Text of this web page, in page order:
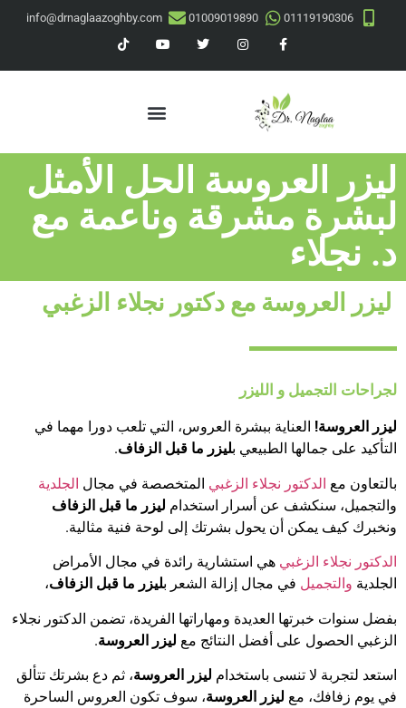
01119190306
01009019890
info@drnaglaazoghby.com
ليزر العروسة الحل الأمثل
لبشرة مشرقة وناعمة مع
د. نجلاء
ليزر العروسة مع دكتور نجلاء الزغبي
لجراحات التجميل و الليزر
ليزر العروسة! العناية ببشرة العروس، التي تلعب دورا مهما في
التأكيد على جمالها الطبيعي بليزر ما قبل الزفاف.
بالتعاون مع الدكتور نجلاء الزغبي المتخصصة في مجال الجلدية
والتجميل، سنكشف عن أسرار استخدام ليزر ما قبل الزفاف
ونخبرك كيف يمكن أن يحول بشرتك إلى لوحة فنية مثالية.
الدكتور نجلاء الزغبي هي استشارية رائدة في مجال الأمراض
الجلدية والتجميل في مجال إزالة الشعر بليزر ما قبل الزفاف،
بفضل سنوات خبرتها العديدة ومهاراتها الفريدة، تضمن الدكتور نجلاء
الزغبي الحصول على أفضل النتائج مع ليزر العروسة.
استعد لتجربة لا تنسى باستخدام ليزر العروسة، ثم دع بشرتك تتألق
في يوم زفافك، مع ليزر العروسة، سوف تكون العروس الساحرة